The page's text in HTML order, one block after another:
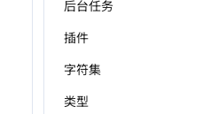
后台任务
插件
字符集
类型